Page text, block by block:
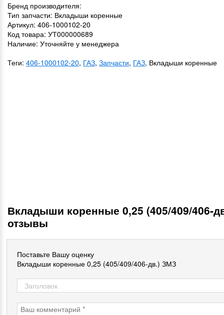
Бренд производителя:
Тип запчасти: Вкладыши коренные
Артикул: 406-1000102-20
Код товара: УТ000000689
Наличие: Уточняйте у менеджера
Теги: 406-1000102-20, ГАЗ, Запчасти, ГАЗ, Вкладыши коренные
Вкладыши коренные 0,25 (405/409/406-
отзывы
Поставьте Вашу оценку
Вкладыши коренные 0,25 (405/409/406-дв.) ЗМЗ